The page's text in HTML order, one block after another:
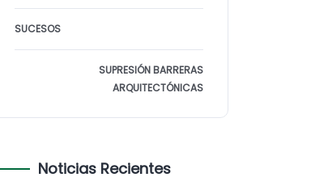
SUCESOS
SUPRESIÓN BARRERAS
ARQUITECTÓNICAS
Noticias Recientes